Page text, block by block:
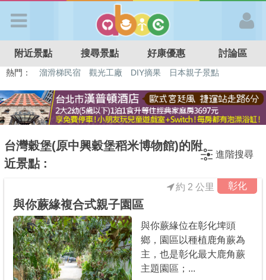
APP登入
首 頁
好康優惠
最新消息
最新留言
附近景點 搜尋景點 好康優惠 討論區
熱門： 溜滑梯民宿 觀光工廠 DIY摘果
日本親子景點
台灣穀堡(原中興穀堡稻米博物館)的附
近景點 :
進階搜尋
彰化
約 2 公里
與你蕨緣複合式親子園區
與你蕨緣位在彰化埤頭
鄉，園區以種植鹿角蕨為
主，也是彰化最大鹿角蕨
主題園區；...